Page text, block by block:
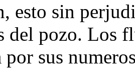
esto sin
del pozo. Los
sus